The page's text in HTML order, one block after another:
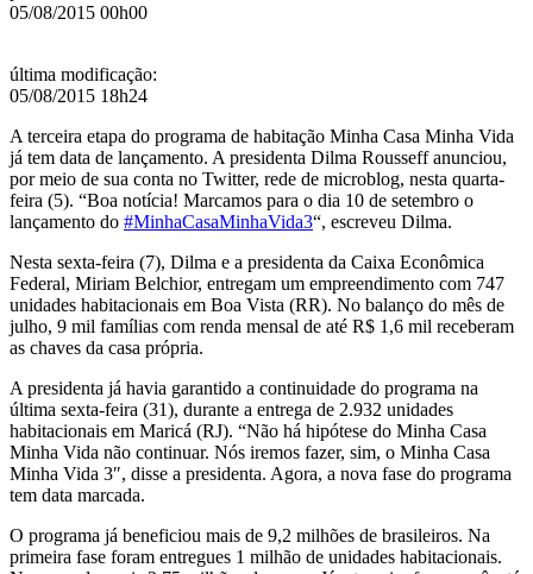
05/08/2015 00h00
última modificação:
05/08/2015 18h24
A terceira etapa do programa de habitação Minha Casa Minha Vida
já tem data de lançamento. A presidenta Dilma Rousseff anunciou,
por meio de sua conta no Twitter, rede de microblog, nesta quarta-
feira (5). “Boa notícia! Marcamos para o dia 10 de setembro o
lançamento do #MinhaCasaMinhaVida3“, escreveu Dilma.
Nesta sexta-feira (7), Dilma e a presidenta da Caixa Econômica
Federal, Miriam Belchior, entregam um empreendimento com 747
unidades habitacionais em Boa Vista (RR). No balanço do mês de
julho, 9 mil famílias com renda mensal de até R$ 1,6 mil receberam
as chaves da casa própria.
A presidenta já havia garantido a continuidade do programa na
última sexta-feira (31), durante a entrega de 2.932 unidades
habitacionais em Maricá (RJ). “Não há hipótese do Minha Casa
Minha Vida não continuar. Nós iremos fazer, sim, o Minha Casa
Minha Vida 3″, disse a presidenta. Agora, a nova fase do programa
tem data marcada.
O programa já beneficiou mais de 9,2 milhões de brasileiros. Na
primeira fase foram entregues 1 milhão de unidades habitacionais.